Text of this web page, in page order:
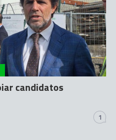
candidatos
1